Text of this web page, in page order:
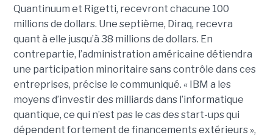
Quantinuum et Rigetti, recevront chacune 100
millions de dollars. Une septième, Diraq, recevra
quant à elle jusqu’à 38 millions de dollars. En
contrepartie, l’administration américaine détiendra
une participation minoritaire sans contrôle dans ces
entreprises, précise le communiqué. « IBM a les
moyens d’investir des milliards dans l’informatique
quantique, ce qui n’est pas le cas des start-ups qui
dépendent fortement de financements extérieurs »,